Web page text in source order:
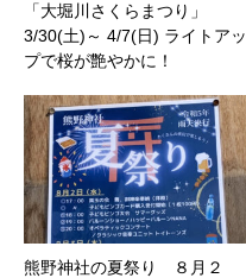
「大堀川さくらまつり」
3/30(土)～ 4/7(日) ライトアッ
プで桜が艶やかに！
熊野神社の夏祭り ８月２